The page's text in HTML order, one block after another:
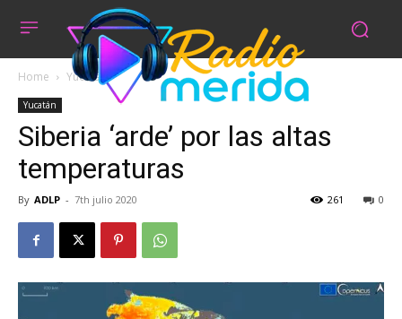
Home Yucatán
Yucatán
Siberia ‘arde’ por las altas
temperaturas
By ADLP - 7th julio 2020 0
261